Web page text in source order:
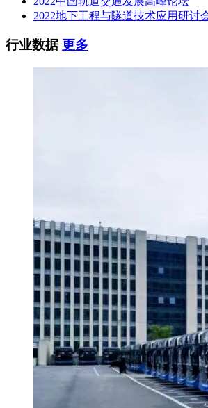
2022地下工程与隧道技术应用研讨
行业数据更多